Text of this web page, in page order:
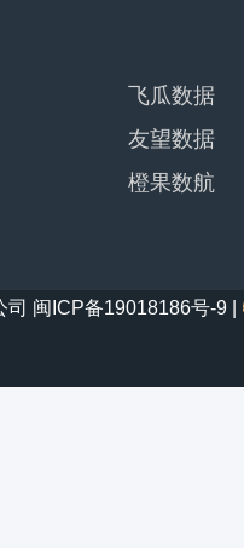
飞瓜数据
友望数据
橙果数航
司 闽ICP备19018186号-9